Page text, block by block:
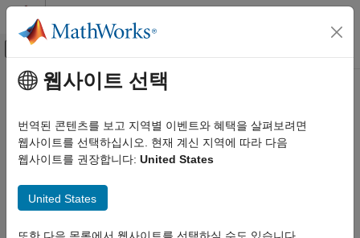
콘텐츠로 바로 가기
오프캔버스 탐색 메뉴 토글
문서 홈
Audio Toolbox
카테고리
Audio Toolbox 시작하기
오디오 I/O 및 파형 생성
오디오 처리 알고리즘 설계
주요 콘텐츠
오디오 I/O 및 파형 생성
장치에서 오디오 녹음 및 재생, 오디오 파일 읽기 및 쓰기, 파형
생성
Audio Toolbox 오디오 I/O의 향상된 기능을 사용하면 Windows
에서 대기 시간이 짧은 ASIO™ 드라이버와 상호 작용하고, 장치
웹사이트 선택
번역된 콘텐츠를 보고 지역별 이벤트와 혜택을 살펴보려면
웹사이트를 선택하십시오. 현재 계신 지역에 따라 다음
웹사이트를 권장합니다: United States
United States